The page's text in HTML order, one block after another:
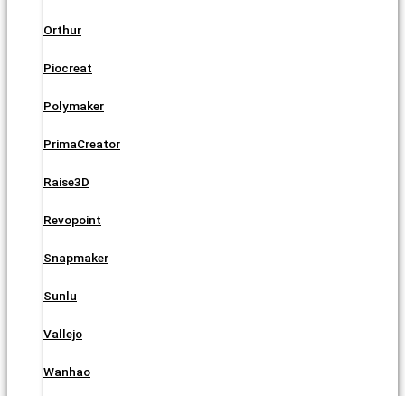
Orthur
Piocreat
Polymaker
PrimaCreator
Raise3D
Revopoint
Snapmaker
Sunlu
Vallejo
Wanhao